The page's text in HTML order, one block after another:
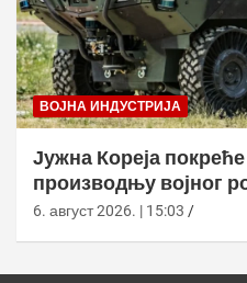
ВОЈНА ИНДУСТРИЈА
Јужна Кореја покреће
производњу војног
6. август 2026. | 15:03